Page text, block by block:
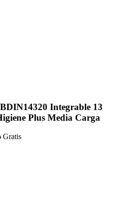
Integrable 13
Plus Media Carga
Gratis